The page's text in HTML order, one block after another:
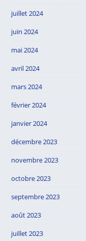
juillet 2024
juin 2024
mai 2024
avril 2024
mars 2024
février 2024
janvier 2024
décembre 2023
novembre 2023
octobre 2023
septembre 2023
août 2023
juillet 2023